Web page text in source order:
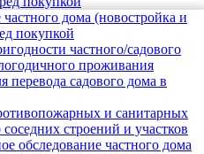
дома (новостройка и
покупкой
частного/садового
проживания
перевода садового дома в
и санитарных
строений и участков
обследование частного дома